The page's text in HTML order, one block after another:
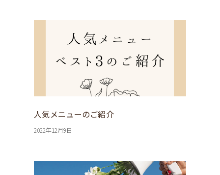
人気メニューのご紹介
2022年12月9日